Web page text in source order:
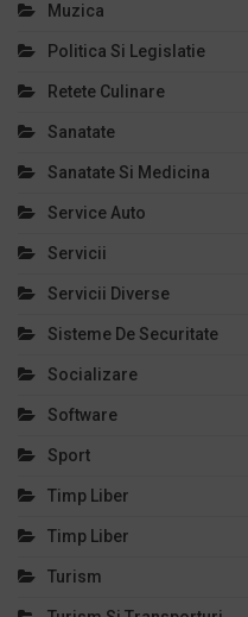
Muzica
Politica Si Legislatie
Retete Culinare
Sanatate
Sanatate Si Medicina
Service Auto
Servicii
Servicii Diverse
Sisteme De Securitate
Socializare
Software
Sport
Timp Liber
Timp Liber
Turism